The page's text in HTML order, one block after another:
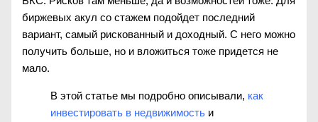
биржевых акул со стажем подойдет последний
вариант, самый рискованный и доходный. С него можно
получить больше, но и вложиться тоже придется не
мало.
В этой статье мы подробно описывали, как
инвестировать в недвижимость и